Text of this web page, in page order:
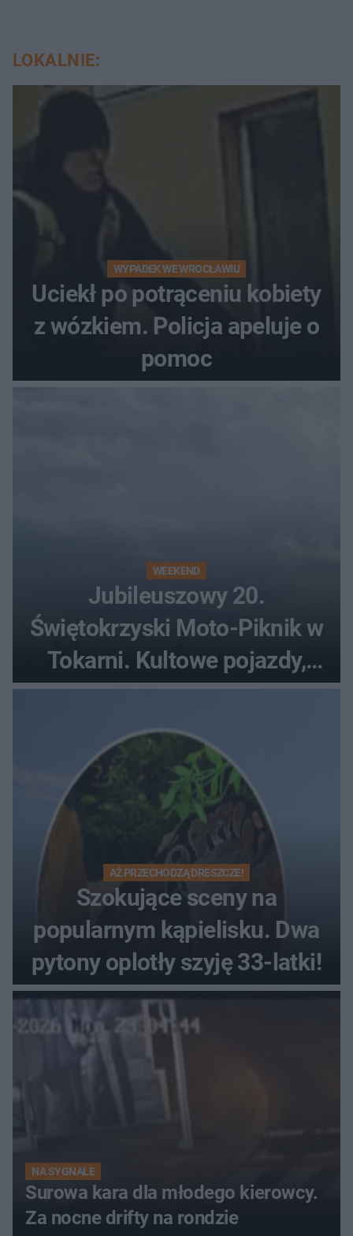
LOKALNIE:
WYPADEK WE WROCŁAWIU
Uciekł po potrąceniu kobiety
z wózkiem. Policja apeluje o
pomoc
WEEKEND
Jubileuszowy 20.
Świętokrzyski Moto-Piknik w
Tokarni. Kultowe pojazdy,
pokazy i muzyczna scena w
Muzeum Wsi Kieleckiej
AŻ PRZECHODZĄ DRESZCZE!
Szokujące sceny na
popularnym kąpielisku. Dwa
pytony oplotły szyję 33-latki!
NA SYGNALE
Surowa kara dla młodego kierowcy.
Za nocne drifty na rondzie